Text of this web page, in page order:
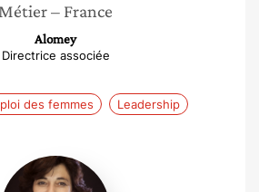
Métier– France
Alomey
Directrice associée
des femmes Leadership
Sandrine
Meyfret